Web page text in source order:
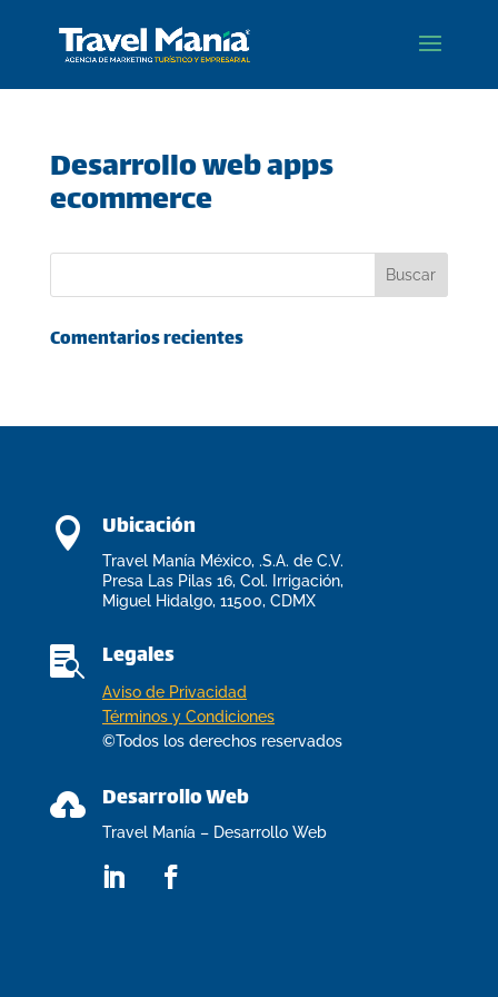
Desarrollo web apps
ecommerce
Comentarios recientes
 Ubicación
Travel Manía México, .S.A. de C.V.
Presa Las Pilas 16, Col. Irrigación,
Miguel Hidalgo, 11500, CDMX
 Legales
Aviso de Privacidad
Términos y Condiciones
©Todos los derechos reservados
 Desarrollo Web
Travel Manía – Desarrollo Web